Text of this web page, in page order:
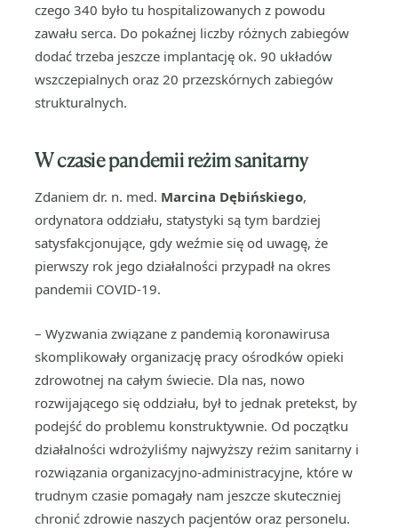
czego 340 było tu hospitalizowanych z powodu
zawału serca. Do pokaźnej liczby różnych zabiegów
dodać trzeba jeszcze implantację ok. 90 układów
wszczepialnych oraz 20 przezskórnych zabiegów
strukturalnych.
W czasie pandemii reżim sanitarny
Zdaniem dr. n. med. Marcina Dębińskiego,
ordynatora oddziału, statystyki są tym bardziej
satysfakcjonujące, gdy weźmie się od uwagę, że
pierwszy rok jego działalności przypadł na okres
pandemii COVID-19.
– Wyzwania związane z pandemią koronawirusa
skomplikowały organizację pracy ośrodków opieki
zdrowotnej na całym świecie. Dla nas, nowo
rozwijającego się oddziału, był to jednak pretekst, by
podejść do problemu konstruktywnie. Od początku
działalności wdrożyliśmy najwyższy reżim sanitarny i
rozwiązania organizacyjno-administracyjne, które w
trudnym czasie pomagały nam jeszcze skuteczniej
chronić zdrowie naszych pacjentów oraz personelu.